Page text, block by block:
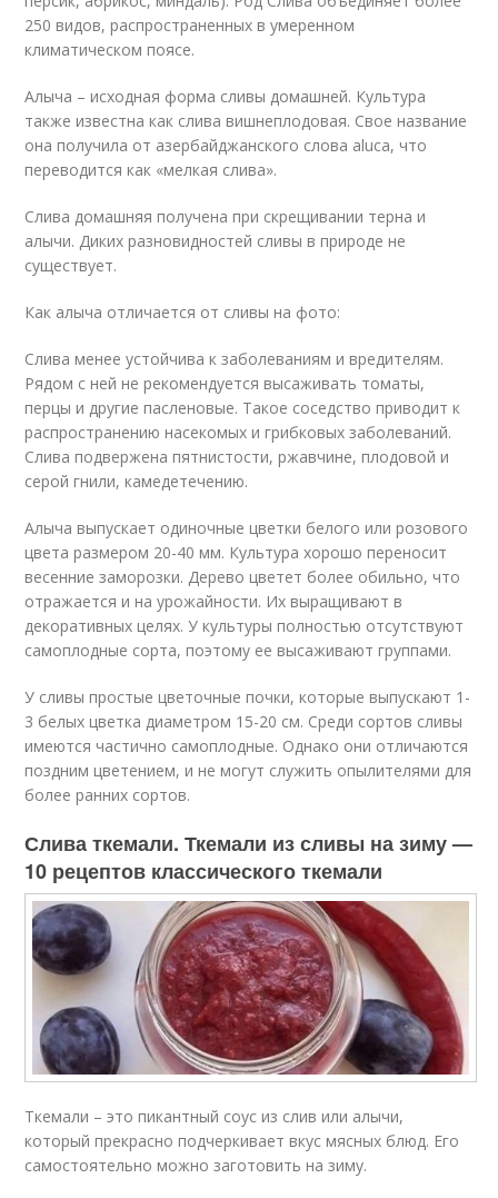
250 видов, распространенных в умеренном
климатическом поясе.
Алыча – исходная форма сливы домашней. Культура
также известна как слива вишнеплодовая. Свое название
она получила от азербайджанского слова aluca, что
переводится как «мелкая слива».
Слива домашняя получена при скрещивании терна и
алычи. Диких разновидностей сливы в природе не
существует.
Как алыча отличается от сливы на фото:
Слива менее устойчива к заболеваниям и вредителям.
Рядом с ней не рекомендуется высаживать томаты,
перцы и другие пасленовые. Такое соседство приводит к
распространению насекомых и грибковых заболеваний.
Слива подвержена пятнистости, ржавчине, плодовой и
серой гнили, камедетечению.
Алыча выпускает одиночные цветки белого или розового
цвета размером 20-40 мм. Культура хорошо переносит
весенние заморозки. Дерево цветет более обильно, что
отражается и на урожайности. Их выращивают в
декоративных целях. У культуры полностью отсутствуют
самоплодные сорта, поэтому ее высаживают группами.
У сливы простые цветочные почки, которые выпускают 1-
3 белых цветка диаметром 15-20 см. Среди сортов сливы
имеются частично самоплодные. Однако они отличаются
поздним цветением, и не могут служить опылителями для
более ранних сортов.
Слива ткемали. Ткемали из сливы на зиму —
10 рецептов классического ткемали
Ткемали – это пикантный соус из слив или алычи,
который прекрасно подчеркивает вкус мясных блюд. Его
самостоятельно можно заготовить на зиму.